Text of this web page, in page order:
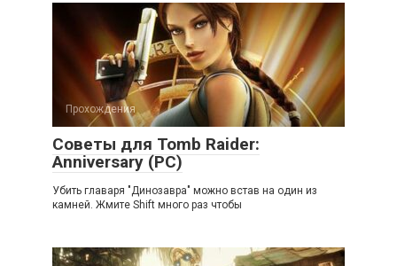
Прохождения
Советы для Tomb Raider:
Anniversary (PC)
Убить главаря "Динозавра" можно встав на один из
камней. Жмите Shift много раз чтобы